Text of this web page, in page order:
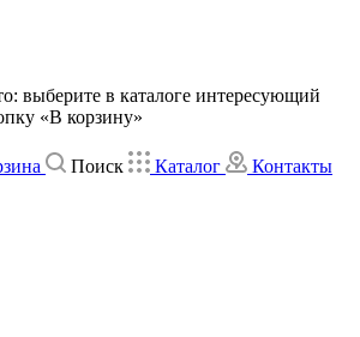
выберите в каталоге интересующий
«В корзину»
Поиск Каталог Контакты